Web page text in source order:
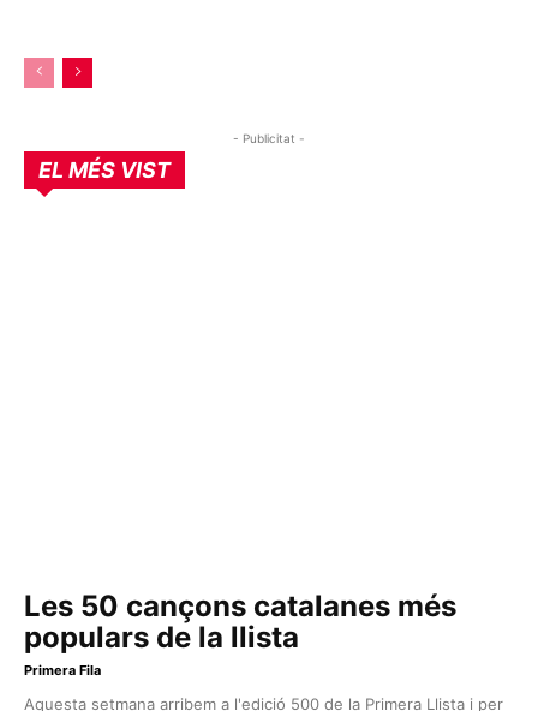
- Publicitat -
EL MÉS VIST
Les 50 cançons catalanes més
populars de la llista
Primera Fila
Aquesta setmana arribem a l'edició 500 de la Primera Llista i per